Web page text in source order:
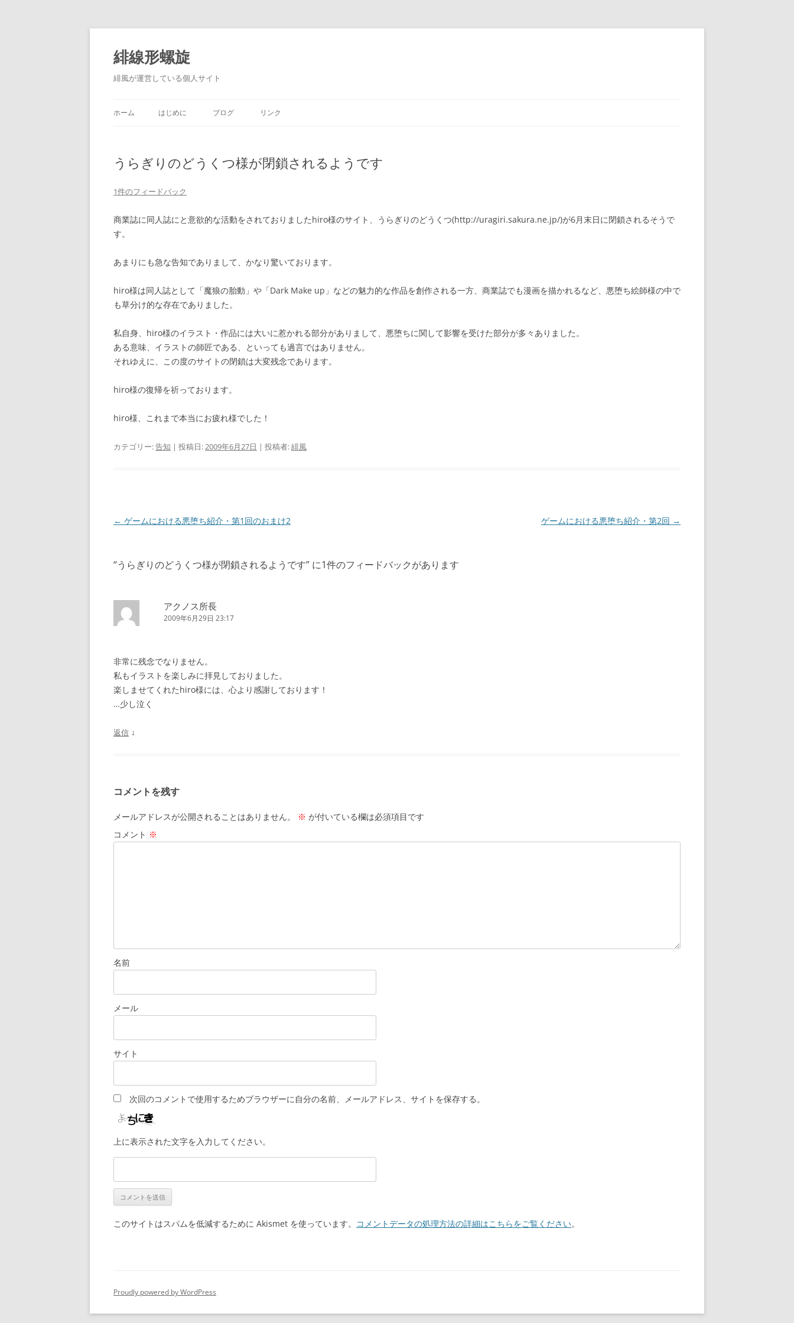
コ
テ
ン
ツ
へ
ス
緋線形螺旋
緋風が運営している個人サイト
ホーム はじめに ブログ リンク
うらぎりのどうくつ様が閉鎖されるようです
1件のフィードバック
商業誌に同人誌にと意欲的な活動をされておりましたhiro様のサイト、うらぎりのどうくつ(http://uragiri.sakura.ne.jp/)が6月末日に閉鎖されるそうで
す。
あまりにも急な告知でありまして、かなり驚いております。
hiro様は同人誌として「魔狼の胎動」や「Dark Make up」などの魅力的な作品を創作される一方、商業誌でも漫画を描かれるなど、悪堕ち絵師様の中で
も草分け的な存在でありました。
私自身、hiro様のイラスト・作品には大いに惹かれる部分がありまして、悪堕ちに関して影響を受けた部分が多々ありました。
ある意味、イラストの師匠である、といっても過言ではありません。
それゆえに、この度のサイトの閉鎖は大変残念であります。
hiro様の復帰を祈っております。
hiro様、これまで本当にお疲れ様でした！
カテゴリー:告知 | 投稿日:2009年6月27日 | 投稿者:緋風
投
ビ
ー
シ
← ゲームにおける悪堕ち紹介・第1回のおまけ2 ゲームにおける悪堕ち紹介・第2回 →
“うらぎりのどうくつ様が閉鎖されるようです” に1件のフィードバックがあります
アクノス所長
2009年6月29日 23:17
非常に残念でなりません。
私もイラストを楽しみに拝見しておりました。
楽しませてくれたhiro様には、心より感謝しております！
…少し泣く
返信 ↓
コメントを残す
メールアドレスが公開されることはありません。 ※ が付いている欄は必須項目です
コメント ※
名前
メール
サイト
次回のコメントで使用するためブラウザーに自分の名前、メールアドレス、サイトを保存する。
上に表示された文字を入力してください。
このサイトはスパムを低減するために Akismet を使っています。 コメントデータの処理方法の詳細はこちらをご覧ください。
Proudly powered by WordPress